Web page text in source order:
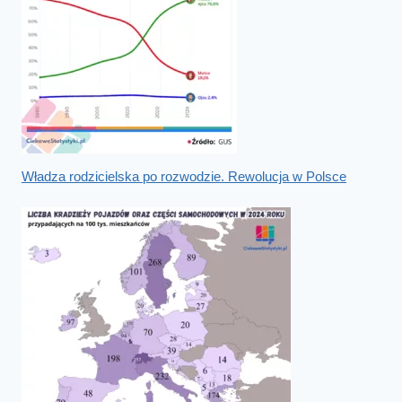
Władza rodzicielska po rozwodzie. Rewolucja w Polsce